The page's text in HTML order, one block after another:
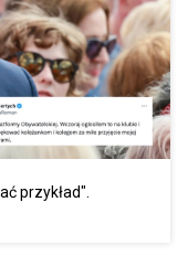
przykład".